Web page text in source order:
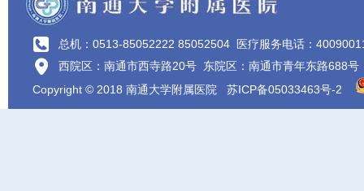
总机：0513-85052222 85052504 医疗服务电话：
西院区：南通市西寺路20号 东院区：南通市青年东路688号
Copyright © 2018 南通大学附属医院 苏ICP备05033463号-2